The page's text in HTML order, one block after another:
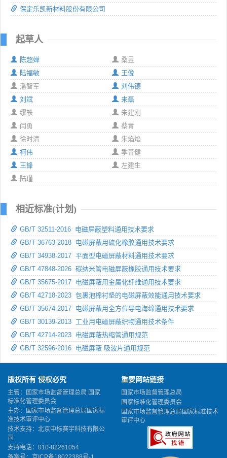
保定乐凯新材料股份有限公司
起草人
陈超婵
桑昱
陆福敏
王俊
潘智军
刘伟德
刘斌
来磊
缪轶
朱建刚
闫勇
蔡青
徐时清
朱焰焰
柯伟
季青健
王锋
左建生
陆瑾
相近标准(计划)
GB/T 32511-2016 电磁屏蔽塑料通用技术要求
GB/T 36763-2018 电磁屏蔽用硫化橡胶通用技术要求
GB/T 34938-2017 平面型电磁屏蔽材料通用技术要求
GB/T 47848-2026 碳纳米管电磁屏蔽橡胶通用技术要求
GB/T 35675-2017 电磁屏蔽用金属化纤维通用技术要求
GB/T 42718-2023 包裹泡棉衬垫的电磁屏蔽效能通用技术要求
GB/T 35674-2017 电磁屏蔽用全方位导电海绵通用技术要求
GB/T 30139-2013 工业用电磁屏蔽织物通用技术条件
GB/T 42714-2023 电磁屏蔽热缩管通用规范
GB/T 32596-2016 电磁屏蔽 吸波片通用规范
版权所有 侵权必究
主管：国家市场监督管理总局 国家
标准化管理委员会
主办：国家市场监督管理总局国家标
准技术审评中心
技术支持：北京中标赛宇科技有限公
司
支持电话：010-82261054
重要网站链接
国家市场监督管理总局
国家标准化管理委员会
国家市场监督管理总局国家标准技术
审评中心